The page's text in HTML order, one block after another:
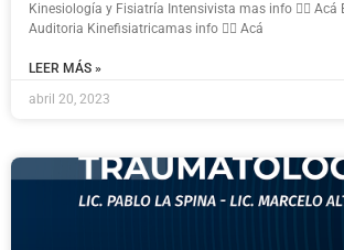
Kinesiología y Fisiatría Intensivista mas info 👉🏻 Acá
Auditoria Kinefisiatricamas info 👉🏻 Acá
LEER MÁS »
abril 20, 2023